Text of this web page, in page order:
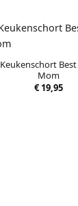
Keukenschort
Mom
€19,95